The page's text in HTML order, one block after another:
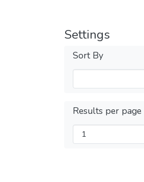
Settings
Sort By
Results per page